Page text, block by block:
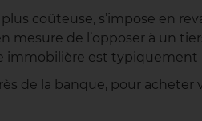
coûteuse, s’impose en
mesure de l’opposer à un
immobilière est typiquement
de la banque, pour